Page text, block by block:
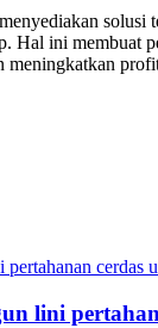
solusi
Hal ini membuat
meningkatkan
lini